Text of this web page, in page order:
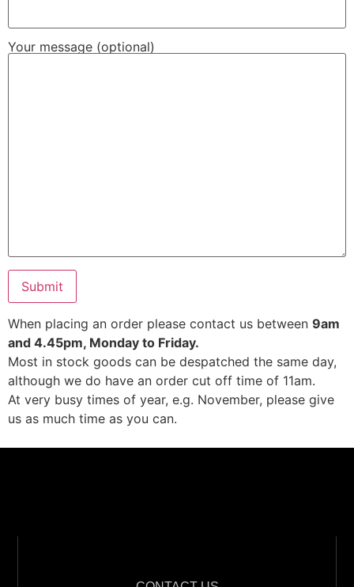
ームは、見事なグラフィックとサウンド効果で、没入感が
あって楽しいです。ボーナス ラウンドやプロモーション
Your message (optional)
When placing an order please contact us between 9am
and 4.45pm, Monday to Friday.
Most in stock goods can be despatched the same day,
although we do have an order cut off time of 11am.
At very busy times of year, e.g. November, please give
us as much time as you can.